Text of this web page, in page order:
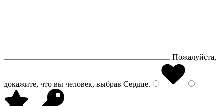
Пожалуйста,
докажите, что вы человек, выбрав Сердце.